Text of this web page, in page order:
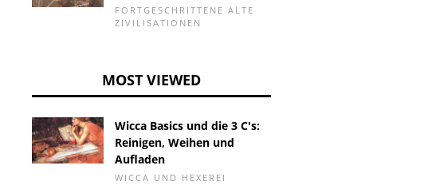
FORTGESCHRITTENE ALTE
ZIVILISATIONEN
MOST VIEWED
Wicca Basics und die 3 C's:
Reinigen, Weihen und
Aufladen
WICCA UND HEXEREI